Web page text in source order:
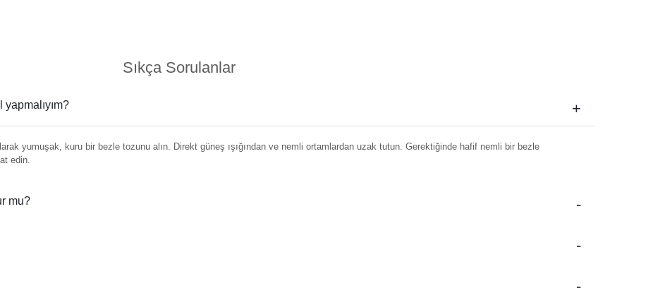
Sıkça Sorulanlar
yapmalıyım?
yumuşak, kuru bir bezle tozunu alın. Direkt güneş ışığından ve nemli ortamlardan uzak tutun. Gerektiğinde hafif nemli bir bezle
edin.
mu?